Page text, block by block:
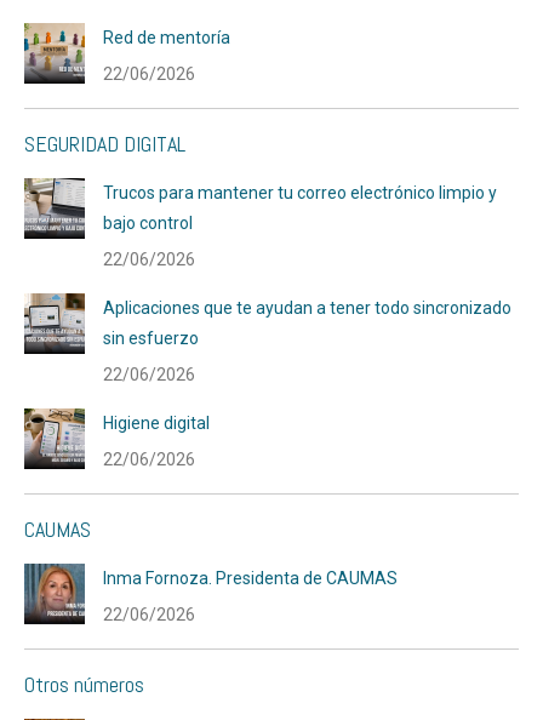
Red de mentoría
22/06/2026
SEGURIDAD DIGITAL
Trucos para mantener tu correo electrónico limpio y
bajo control
22/06/2026
Aplicaciones que te ayudan a tener todo sincronizado
sin esfuerzo
22/06/2026
Higiene digital
22/06/2026
CAUMAS
Inma Fornoza. Presidenta de CAUMAS
22/06/2026
Otros números